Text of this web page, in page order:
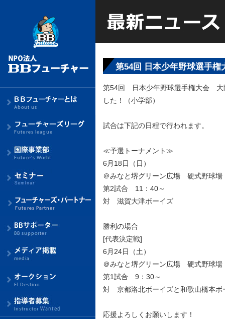
第54回 日本少年野球選手
第54回 日本少年野球選手権大会 大
した！（小学部）
試合は下記の日程で行われます。
≪予選トーナメント≫
6月18日（日）
＠みなと堺グリーン広場 硬式野球
第2試合 11：40～
対 滋賀大津ボーイズ
勝利の場合
[代表決定戦]
6月24日（土）
＠みなと堺グリーン広場 硬式野球
第1試合 9：30～
対 京都洛北ボーイズと和歌山橋本ボ
応援よろしくお願いします！